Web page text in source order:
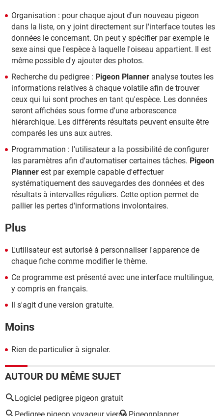
Organisation : pour chaque ajout d'un nouveau pigeon
dans la liste, on y joint directement sur l'interface toutes les
données le concernant. On peut y spécifier par exemple le
sexe ainsi que l'espèce à laquelle l'oiseau appartient. Il est
même possible d'y ajouter des photos.
Recherche du pedigree : Pigeon Planner analyse toutes les
informations relatives à chaque volatile afin de trouver
ceux qui lui sont proches en tant qu'espèce. Les données
seront affichées sous forme d'une arborescence
hiérarchique. Les différents résultats peuvent ensuite être
comparés les uns aux autres.
Programmation : l'utilisateur a la possibilité de configurer
les paramètres afin d'automatiser certaines tâches. Pigeon
Planner est par exemple capable d'effectuer
systématiquement des sauvegardes des données et des
résultats à intervalles réguliers. Cette option permet de
pallier les pertes d'informations involontaires.
Plus
L'utilisateur est autorisé à personnaliser l'apparence de
chaque fiche comme modifier le thème.
Ce programme est présenté avec une interface multilingue,
y compris en français.
Il s'agit d'une version gratuite.
Moins
Rien de particulier à signaler.
AUTOUR DU MÊME SUJET
Logiciel pedigree pigeon gratuit
Pedigree pigeon voyageur vierge Pigeonplanner